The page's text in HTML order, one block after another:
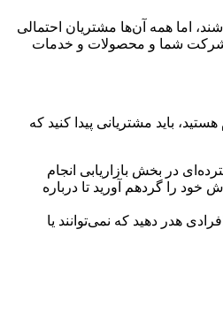
اما همه آن‌ها مشتریان احتمالی
برای شرکت شما و محصولات و خدمات
مشتریان است. اگر در کار معامله سهام هستید، باید مشتریانی پیدا کنید که
در بخش بازاریابی انجام
را گرد‌هم آورید تا درباره
هدر دهید که نمی‌توانند یا